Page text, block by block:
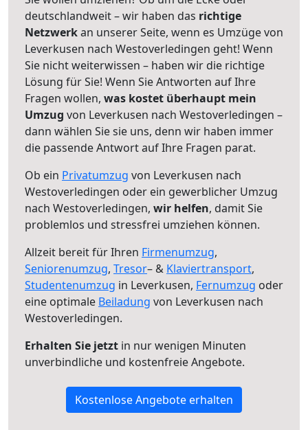
deutschlandweit – wir haben das richtige
Netzwerkan unserer Seite, wenn es Umzüge von
Leverkusen nach Westoverledingen geht! Wenn
Sie nicht weiterwissen – haben wir die richtige
Lösung für Sie! Wenn Sie Antworten auf Ihre
Fragen wollen, was kostet überhaupt mein
Umzug von Leverkusen nach Westoverledingen –
dann wählen Sie sie uns, denn wir haben immer
die passende Antwort auf Ihre Fragen parat.
Ob ein Privatumzug von Leverkusen nach
Westoverledingen oder ein gewerblicher Umzug
nach Westoverledingen, wir helfen, damit Sie
problemlos und stressfrei umziehen können.
Allzeit bereit für Ihren Firmenumzug,
Seniorenumzug, Tresor– & Klaviertransport,
Studentenumzug in Leverkusen, Fernumzug oder
eine optimale Beiladung von Leverkusen nach
Westoverledingen.
Erhalten Sie jetzt in nur wenigen Minuten
unverbindliche und kostenfreie Angebote.
Kostenlose Angebote erhalten